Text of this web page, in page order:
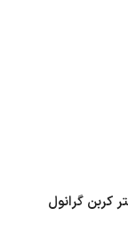
کربن گرانول